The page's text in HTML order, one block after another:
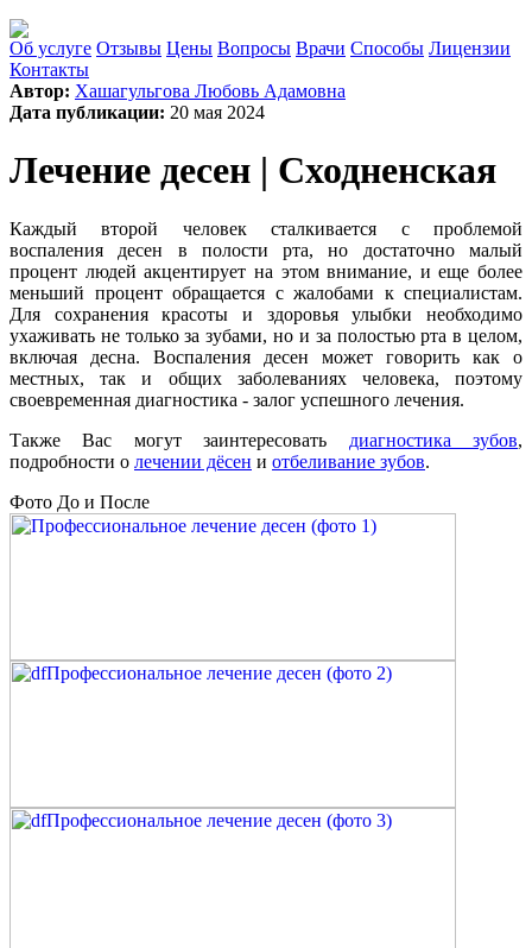
Об услуге Отзывы Цены Вопросы Врачи Способы Лицензии
Контакты
Автор: Хашагульгова Любовь Адамовна
Дата публикации: 20 мая 2024
Лечение десен | Сходненская
Каждый второй человек сталкивается с проблемой
воспаления десен в полости рта, но достаточно малый
процент людей акцентирует на этом внимание, и еще более
меньший процент обращается с жалобами к специалистам.
Для сохранения красоты и здоровья улыбки необходимо
ухаживать не только за зубами, но и за полостью рта в целом,
включая десна. Воспаления десен может говорить как о
местных, так и общих заболеваниях человека, поэтому
своевременная диагностика - залог успешного лечения.
Также Вас могут заинтересовать диагностика зубов,
подробности о лечении дёсен и отбеливание зубов.
Фото До и После